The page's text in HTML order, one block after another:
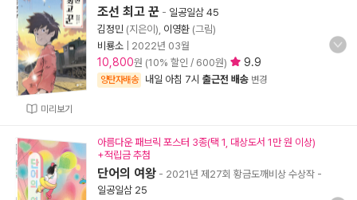
미리보기
조선 최고 꾼 - 일공일삼 45
김정민 (지은이), 이영환 (그림)
비룡소
2022년 03월
10,800원 (10% 할인 / 600원) 9.9
양탄자배송 내일 아침 7시 출근전 배송 변경
아름다운 패브릭 포스터 3종(택 1, 대상도서 1만 원 이상)
+적립금 추첨
단어의 여왕 - 2021년 제27회 황금도깨비상 수상작 -
일공일삼 25